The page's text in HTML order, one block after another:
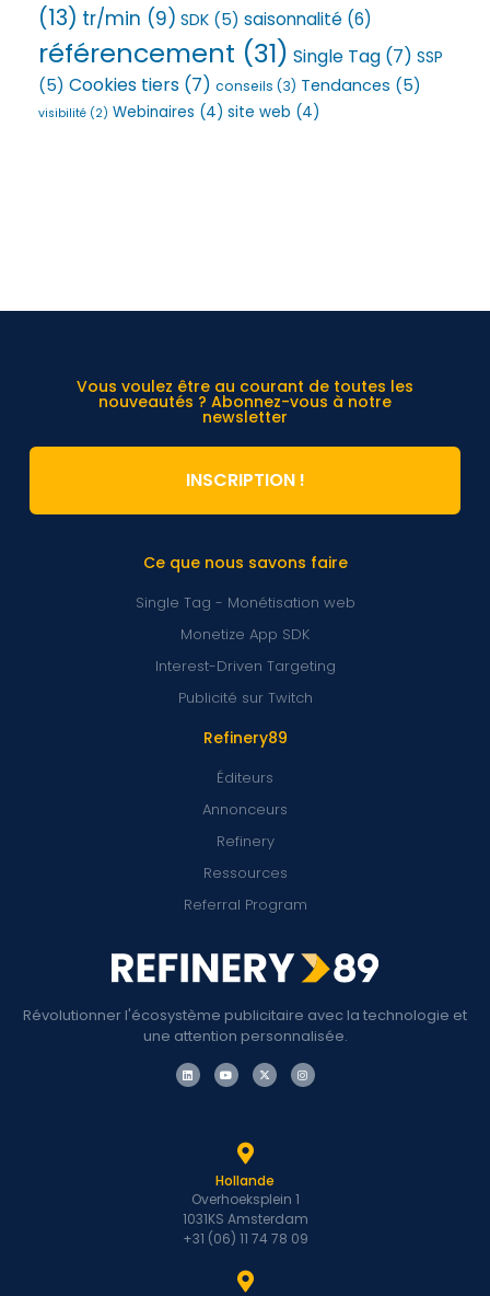
(13) tr/min (9) SDK (5) saisonnalité (6)
référencement (31) Single Tag (7) SSP
(5) Cookies tiers (7) conseils (3) Tendances (5)
visibilité (2) Webinaires (4) site web (4)
Révolutionner l'écosystème publicitaire avec la technologie et
une attention personnalisée.
Refinery89
Éditeurs
Annonceurs
Refinery
Ressources
Referral Program
Ce que nous savons faire
Single Tag - Monétisation web
Monetize App SDK
Interest-Driven Targeting
Publicité sur Twitch
Vous voulez être au courant de toutes les
nouveautés ? Abonnez-vous à notre
newsletter
INSCRIPTION !
Hollande
Overhoeksplein 1
1031KS Amsterdam
+31 (06) 11 74 78 09